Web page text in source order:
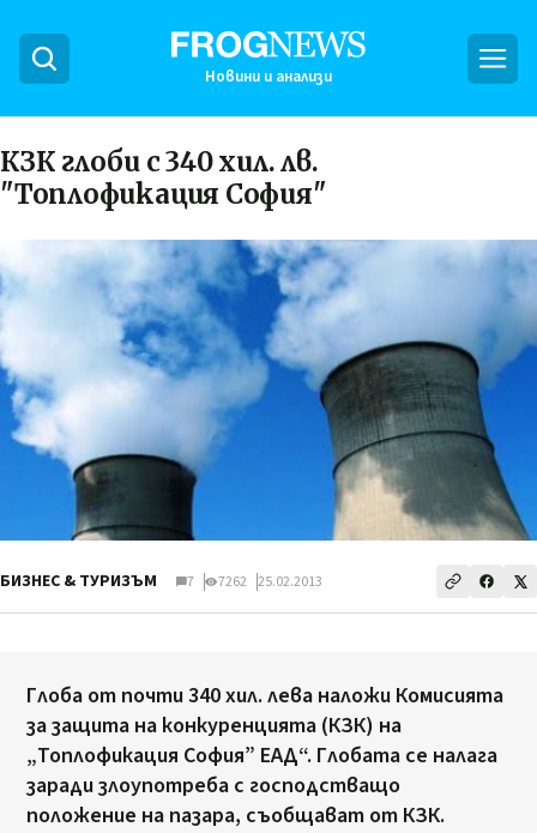
Новини и анализи
КЗК глоби с 340 хил. лв.
"Топлофикация София"
БИЗНЕС & ТУРИЗЪМ 7 7262 25.02.2013
Глоба от почти 340 хил. лева наложи Комисията
за защита на конкуренцията (КЗК) на
„Топлофикация София” ЕАД“. Глобата се налага
заради злоупотреба с господстващо
положение на пазара, съобщават от КЗК.